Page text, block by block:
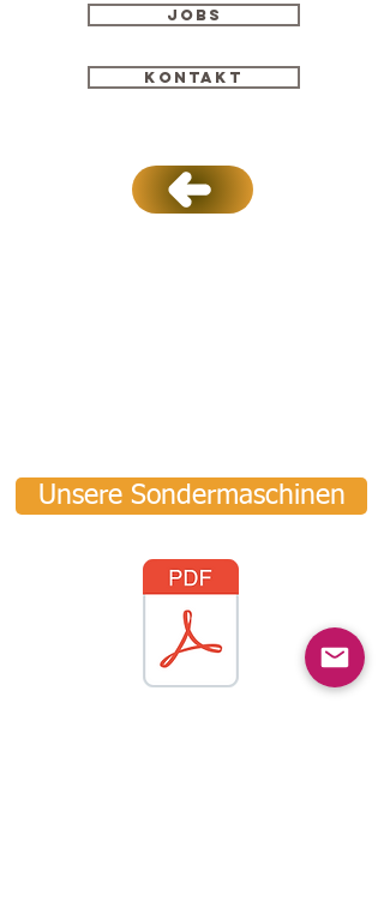
Jobs
Kontakt
Unsere Sondermaschinen